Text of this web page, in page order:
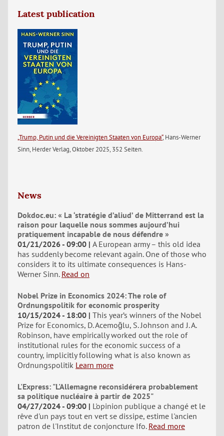
Latest publication
„Trump, Putin und die Vereinigten Staaten von Europa“, Hans-Werner
Sinn, Herder Verlag, Oktober 2025, 352 Seiten.
News
Dokdoc.eu: « La ‘stratégie d’aliud’ de Mitterrand est la
raison pour laquelle nous sommes aujourd’hui
pratiquement incapable de nous défendre »
01/21/2026 - 09:00 A European army – this old idea
has suddenly become relevant again. One of those who
considers it to its ultimate consequences is Hans-
Werner Sinn. Read on
Nobel Prize in Economics 2024: The role of
Ordnungspolitik for economic prosperity
10/15/2024 - 18:00 This year’s winners of the Nobel
Prize for Economics, D. Acemoğlu, S. Johnson and J. A.
Robinson, have empirically worked out the role of
institutional rules for the economic success of a
country, implicitly following what is also known as
Ordnungspolitik Learn more
L'Express: "L'Allemagne reconsidérera probablement
sa politique nucléaire à partir de 2025"
04/27/2024 - 09:00
L'opinion publique a changé et le
rêve d'un pays tout en vert se dissipe, estime l'ancien
patron de l'Institut de conjoncture Ifo. Read more